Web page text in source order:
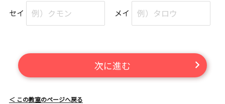
セイ メイ
次に進む
＜ この教室のページへ戻る